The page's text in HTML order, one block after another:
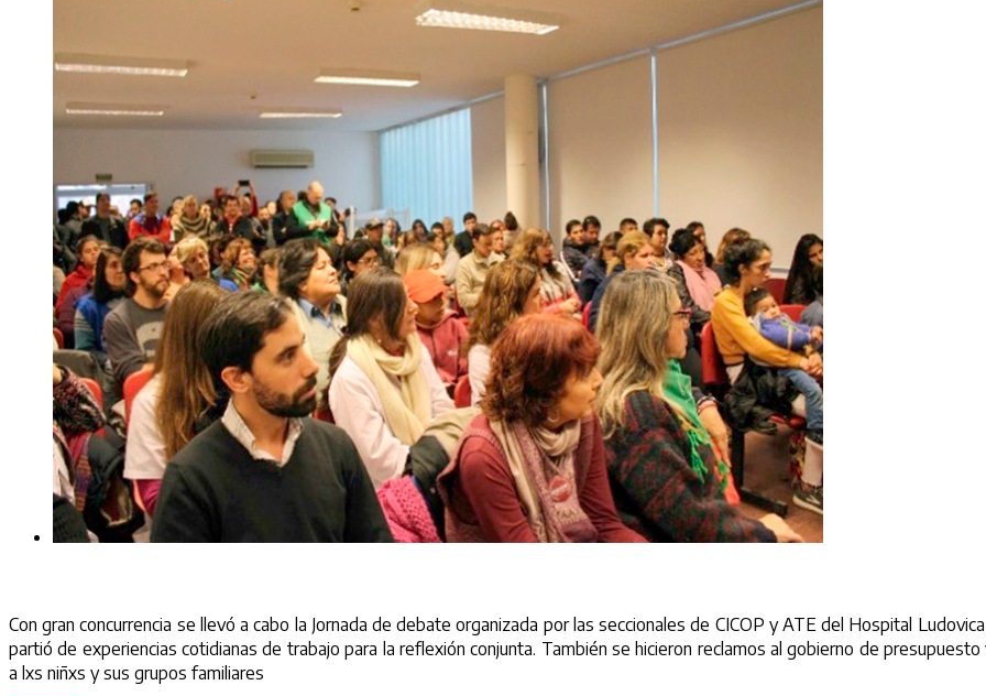
Con gran concurrencia se llevó a cabo la Jornada de debate organizada por las seccionales de CICOP y ATE del Hospital
partió de experiencias cotidianas de trabajo para la reflexión conjunta. También se hicieron reclamos al gobierno de
a lxs niñxs y sus grupos familiares